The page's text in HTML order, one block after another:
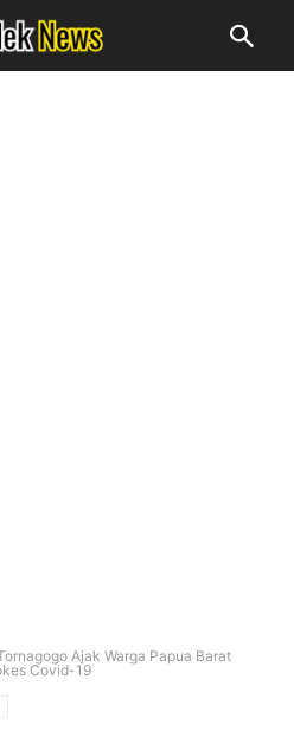
Ajak Warga Papua Barat
Covid-19